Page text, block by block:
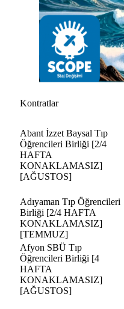
Kontratlar
Abant İzzet Baysal Tıp
Öğrencileri Birliği [2/4
HAFTA
KONAKLAMASIZ]
[AĞUSTOS]
Adıyaman Tıp Öğrencileri
Birliği [2/4 HAFTA
KONAKLAMASIZ]
[TEMMUZ]
Afyon SBÜ Tıp
Öğrencileri Birliği [4
HAFTA
KONAKLAMASIZ]
[AĞUSTOS]